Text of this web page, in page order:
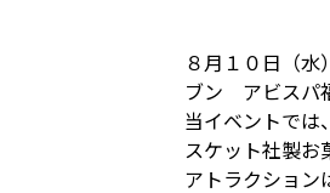
８月１０日（
ブン アビスパ
当イベントでは
スケット社製お
アトラクション